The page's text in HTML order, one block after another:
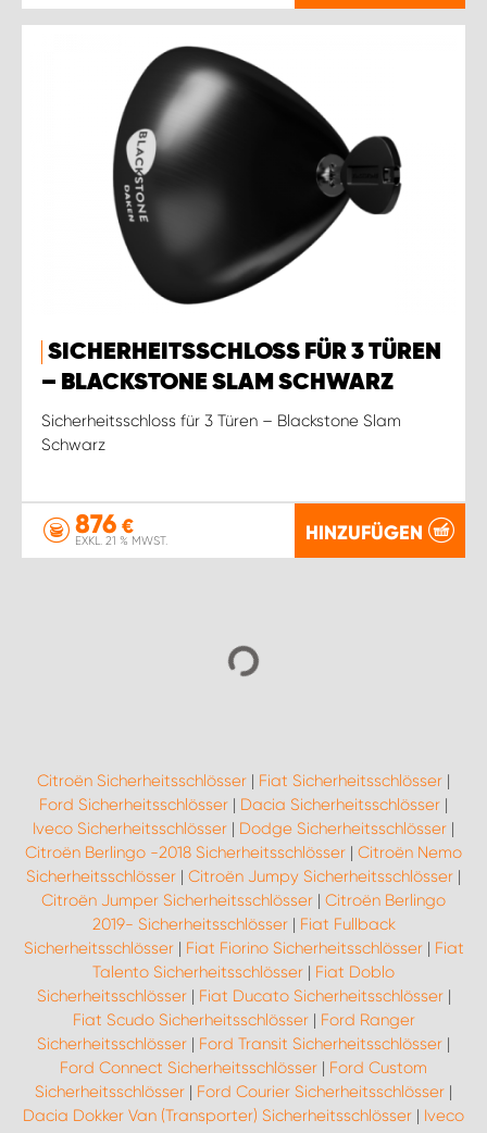
SICHERHEITSSCHLOSS FÜR 3 TÜREN
– BLACKSTONE SLAM SCHWARZ
Sicherheitsschloss für 3 Türen – Blackstone Slam
Schwarz
876 €
EXKL. 21 % MWST. HINZUFÜGEN
Citroën Sicherheitsschlösser | Fiat Sicherheitsschlösser |
Ford Sicherheitsschlösser | Dacia Sicherheitsschlösser |
Iveco Sicherheitsschlösser | Dodge Sicherheitsschlösser |
Citroën Berlingo -2018 Sicherheitsschlösser | Citroën Nemo
Sicherheitsschlösser | Citroën Jumpy Sicherheitsschlösser |
Citroën Jumper Sicherheitsschlösser | Citroën Berlingo
2019- Sicherheitsschlösser| Fiat Fullback
Sicherheitsschlösser| Fiat Fiorino Sicherheitsschlösser| Fiat
Talento Sicherheitsschlösser | Fiat Doblo
Sicherheitsschlösser| Fiat Ducato Sicherheitsschlösser|
Fiat Scudo Sicherheitsschlösser| Ford Ranger
Sicherheitsschlösser | Ford Transit Sicherheitsschlösser |
Ford Connect Sicherheitsschlösser | Ford Custom
Sicherheitsschlösser | Ford Courier Sicherheitsschlösser |
Dacia Dokker Van (Transporter) Sicherheitsschlösser | Iveco